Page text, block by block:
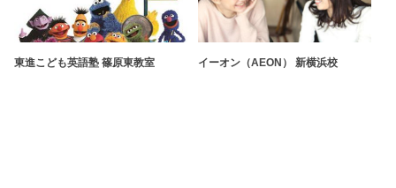
東進こども英語塾 篠原東教室 イーオン（AEON） 新横浜校